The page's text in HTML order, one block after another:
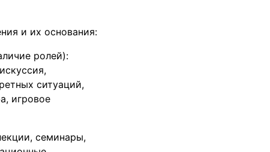
и их основания:
ролей):
ситуаций,
игровое
семинары,